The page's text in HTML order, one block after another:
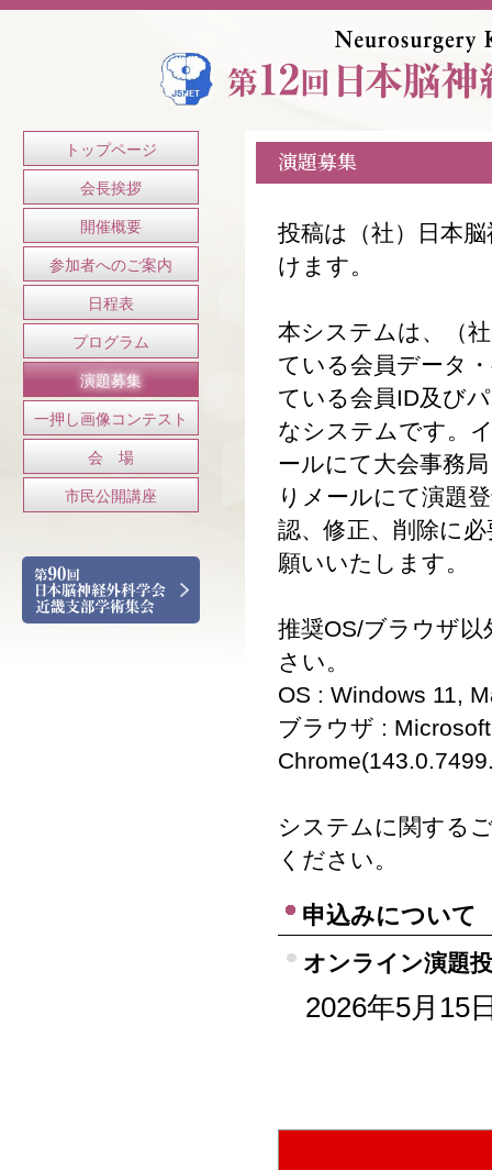
トップページ
会長挨拶
開催概要
参加者へのご案内
日程表
プログラム
演題募集
一押し画像コンテスト
会 場
市民公開講座
演題募集
投稿は（社）日本
けます。
本システムは、（
ている会員データ
ている会員ID及び
なシステムです。
ールにて大会事務
りメールにて演題
認、修正、削除に
願いいたします。
推奨OS/ブラウザ
さい。
OS : Windows 11,
ブラウザ :
システムに関する
ください。
申込みについて
オンライン演題
2026年5月15